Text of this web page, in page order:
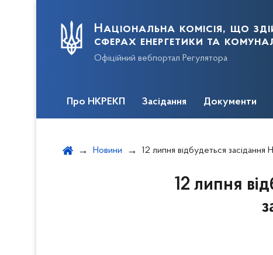
Національна комісія, що
сферах енергетики та
Офіційний вебпортал Регулятора
Про НКРЕКП Засідання Документи
Новини 12 липня відбудеться засідання НКРЕКП (продовження
12 липня